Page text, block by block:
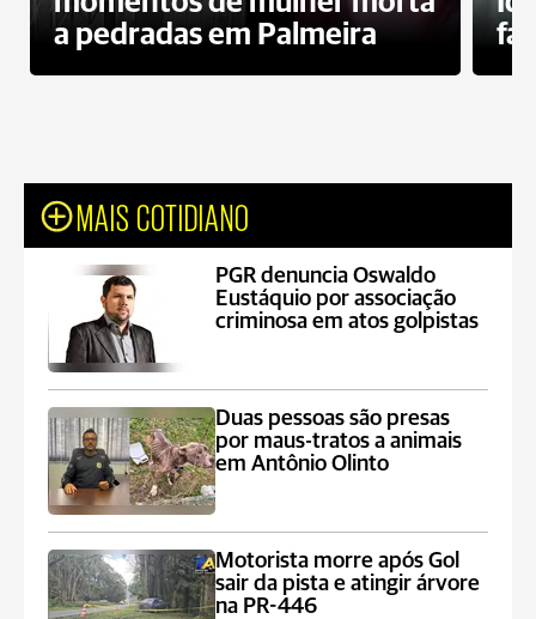
a pedradas em Palmeira
MAIS COTIDIANO
PGR denuncia Oswaldo
Eustáquio por associação
criminosa em atos golpistas
Duas pessoas são presas
por maus-tratos a animais
em Antônio Olinto
Motorista morre após Gol
sair da pista e atingir árvore
na PR-446